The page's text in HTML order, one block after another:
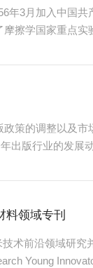
年3月加入中国
擦学国家重点
的研究，发展出
策的调整以及
出版行业的发展
现出版体系化
领域专刊
术前沿领域研究
Young